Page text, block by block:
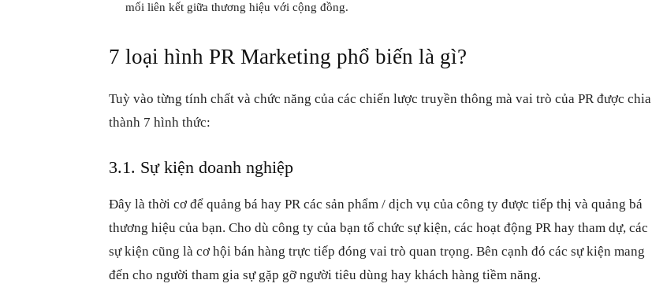
mối liên kết giữa thương hiệu với cộng đồng.
7 loại hình PR Marketing phổ biến là gì?
Tuỳ vào từng tính chất và chức năng của các chiến lược truyền thông mà vai trò của PR được chia
thành 7 hình thức:
3.1. Sự kiện doanh nghiệp
Đây là thời cơ để quảng bá hay PR các sản phẩm / dịch vụ của công ty được tiếp thị và quảng bá
thương hiệu của bạn. Cho dù công ty của bạn tổ chức sự kiện, các hoạt động PR hay tham dự, các
sự kiện cũng là cơ hội bán hàng trực tiếp đóng vai trò quan trọng. Bên cạnh đó các sự kiện mang
đến cho người tham gia sự gặp gỡ người tiêu dùng hay khách hàng tiềm năng.